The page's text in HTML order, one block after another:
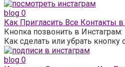
blog 0
Как Пригласить Все Контакты в
Кнопка позвонить в Инстаграм:
Как сделать или убрать кнопку
blog 0